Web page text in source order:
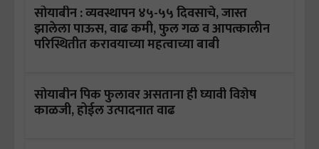
सोयाबीन : व्यवस्थापन ४५-५५ दिवसाचे, जास्त
झालेला पाऊस, वाढ कमी, फुल गळ व आपत्कालीन
परिस्थितीत करावयाच्या महत्वाच्या बाबी
सोयाबीन पिक फुलावर असताना ही घ्यावी विशेष
काळजी, होईल उत्पादनात वाढ